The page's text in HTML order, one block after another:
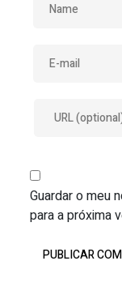
Guardar o meu
para a próxima